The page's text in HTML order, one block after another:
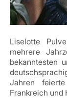
Liselotte
mehrere
bekanntesten
Jahren
Frankreich und